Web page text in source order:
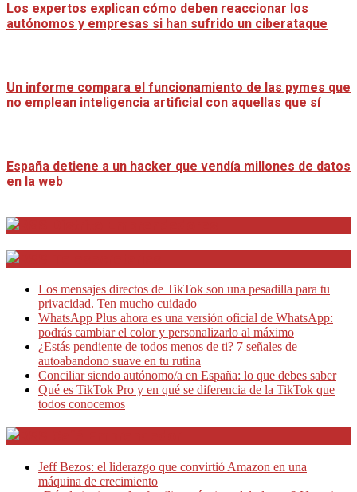
Los expertos explican cómo deben reaccionar los
autónomos y empresas si han sufrido un ciberataque
Un informe compara el funcionamiento de las pymes que
no emplean inteligencia artificial con aquellas que sí
España detiene a un hacker que vendía millones de datos
en la web
Los mensajes directos de TikTok son una pesadilla para tu
privacidad. Ten mucho cuidado
WhatsApp Plus ahora es una versión oficial de WhatsApp:
podrás cambiar el color y personalizarlo al máximo
¿Estás pendiente de todos menos de ti? 7 señales de
autoabandono suave en tu rutina
Conciliar siendo autónomo/a en España: lo que debes saber
Qué es TikTok Pro y en qué se diferencia de la TikTok que
todos conocemos
Jeff Bezos: el liderazgo que convirtió Amazon en una
máquina de crecimiento